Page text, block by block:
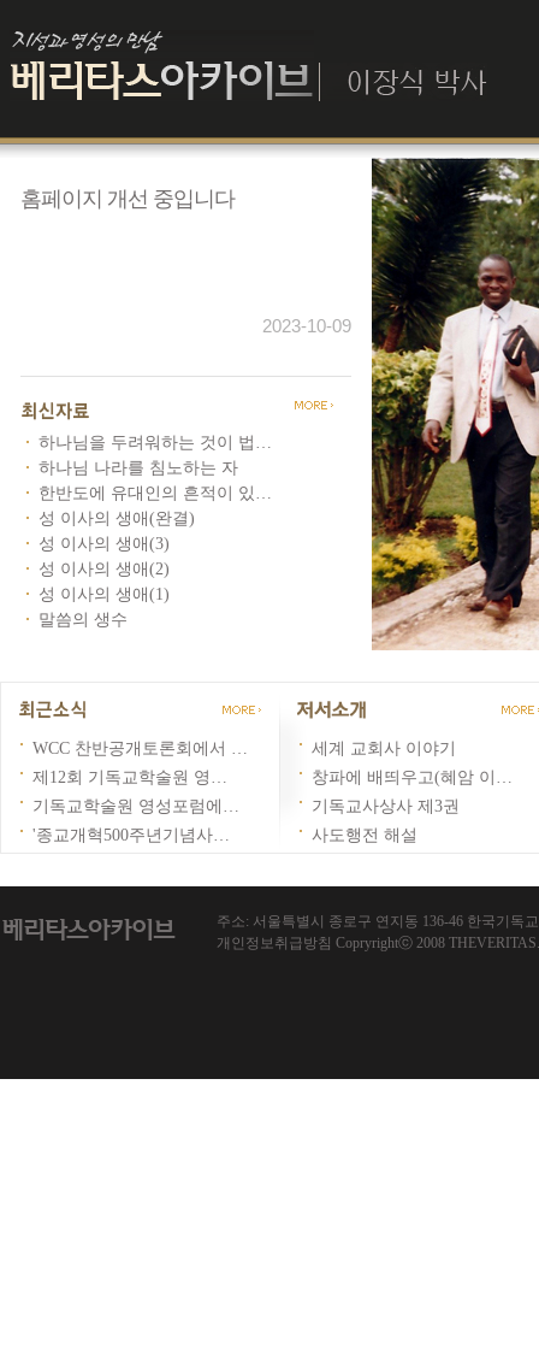
홈페이지 개선 중입니다
2023-10-09
하나님을 두려워하는 것이 법…
하나님 나라를 침노하는 자
한반도에 유대인의 흔적이 있…
성 이사의 생애(완결)
성 이사의 생애(3)
성 이사의 생애(2)
성 이사의 생애(1)
말씀의 생수
WCC 찬반공개토론회에서 …
제12회 기독교학술원 영…
기독교학술원 영성포럼에…
'종교개혁500주년기념사…
세계 교회사 이야기
창파에 배띄우고(혜암 이…
기독교사상사 제3권
사도행전 해설
주소: 서울특별시 종로구 연지동 136-46 한국기독교
개인정보취급방침 Copryrightⓒ 2008